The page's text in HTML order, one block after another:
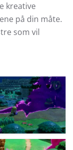
kreative
på din måte.
som vil